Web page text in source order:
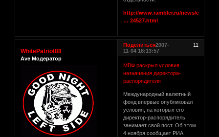
http://www.rambler.ru/news/
… 24527.html
Поделиться 11
2007-
11-04 18:13:57
WhitePatriot88
Ave Модератор
МВФ раскрыл условия
назначения директора-
распорядителя
Международный валютный
фонд впервые опубликовал
условия, на которых его
директор-распорядитель
занимает свой пост. Об этом
4 ноября сообщает РИА